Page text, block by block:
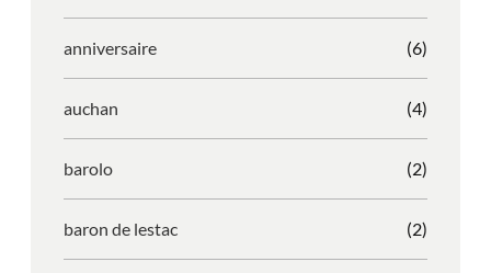
anniversaire (6)
auchan (4)
barolo (2)
baron de lestac (2)